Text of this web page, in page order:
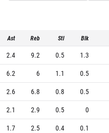
Ast Reb Stl Blk
2.4 9.2 0.5 1.3
6.2 6 1.1 0.5
2.6 6.8 0.8 0.5
2.1 2.9 0.5 0
1.7 2.5 0.4 0.1